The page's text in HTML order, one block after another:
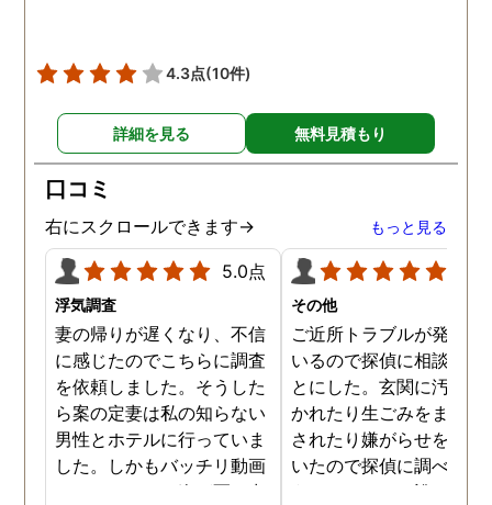
4.3点(10件)
詳細を見る 無料見積もり
口コミ
右にスクロールできます→ もっと見る
5.0点
浮気調査
妻の帰りが遅くなり、不信
に感じたのでこちらに調査
を依頼しました。そうした
ら案の定妻は私の知らない
男性とホテルに行っていま
した。しかもバッチリ動画
でキスしている姿が写し出
その他
ご近所トラブルが発生し
いるので探偵に相談する
とにした。玄関に汚物を
かれたり生ごみをまき散
されたり嫌がらせを受け
いたので探偵に調べても
うことにした。誰がやっ